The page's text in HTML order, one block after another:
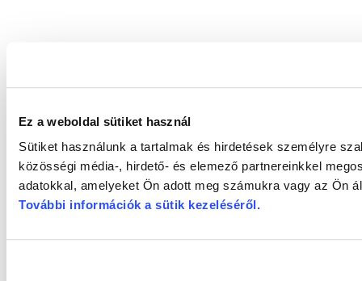
Ez a weboldal sütiket használ
Sütiket használunk a tartalmak és hirdetések személyre
közösségi média-, hirdető- és elemező partnereinkkel
adatokkal, amelyeket Ön adott meg számukra vagy az Ön
További információk a sütik kezeléséről.